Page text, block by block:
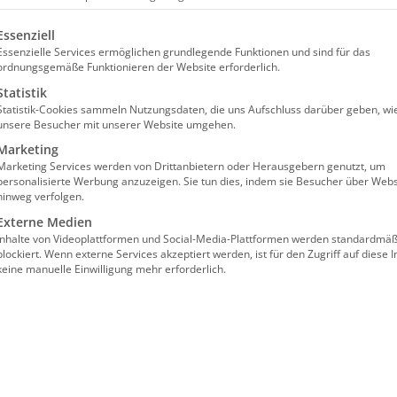
ab 01.07.2026
sich speziell mit den
gibt u.a. Auskünfte zu
eine Liste der Service-Gruppen, für die eine
Services ermöglichen grundlegende Funktionen und sind für das
Funktionieren der Website erforderlich.
Cookies sammeln Nutzungsdaten, die uns Aufschluss darüber geben,
Besucher mit unserer Website umgehen.
Services werden von Drittanbietern oder Herausgebern genutzt, um
Werbung anzuzeigen. Sie tun dies, indem sie Besucher über
verfolgen.
Medien
von Videoplattformen und Social-Media-Plattformen werden
Wenn externe Services akzeptiert werden, ist für den Zugriff auf diese
manuelle Einwilligung mehr erforderlich.